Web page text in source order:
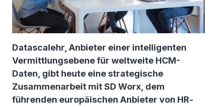
Datascalehr, Anbieter einer intelligenten
Vermittlungsebene für weltweite HCM-
Daten, gibt heute eine strategische
Zusammenarbeit mit SD Worx, dem
führenden europäischen Anbieter von HR-